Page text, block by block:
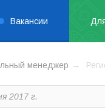
Вакансии
менеджер
2017 г.